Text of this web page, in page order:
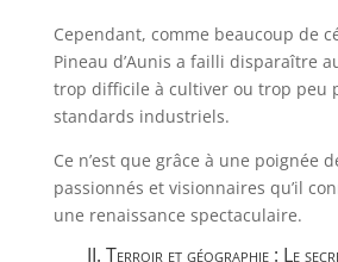
Cependant, comme beaucoup de
Pineau d’Aunis a failli disparaître
trop difficile à cultiver ou trop peu
standards industriels.
Ce n’est que grâce à une poignée
passionnés et visionnaires qu’il
une renaissance spectaculaire.
II. Terroir et géographie : Le